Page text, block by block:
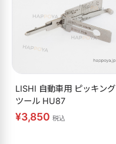
LISHI 自動車用 ピッキング
ツール HU87
¥3,850 税込